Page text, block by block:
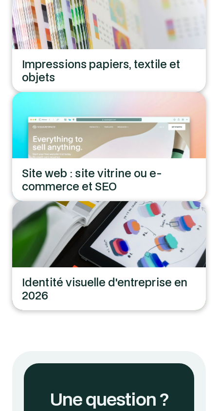
Impressions papiers, textile et
objets
Site web : site vitrine ou e-
commerce et SEO
Identité visuelle d'entreprise en
2026
Une question ?